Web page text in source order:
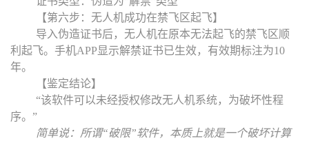
【第六步：无人机成功在禁飞区起飞】
导入伪造证书后，无人机在原本无法起飞的禁飞区顺
利起飞。手机APP显示解禁证书已生效，有效期标注为10
年。
【鉴定结论】
“该软件可以未经授权修改无人机系统，为破坏性程
序。 ”
简单说：所谓“破限”软件，本质上就是一个破坏计算